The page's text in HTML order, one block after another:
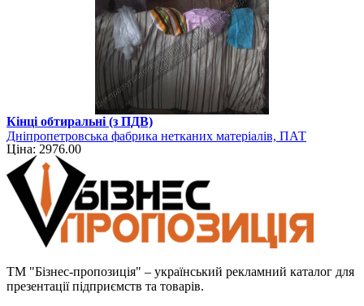
Кінці обтиральні (з ПДВ)
Дніпропетровська фабрика нетканих матеріалів, ПАТ
Ціна: 2976.00
ТМ "Бізнес-пропозиція" – український рекламний каталог для
презентації підприємств та товарів.